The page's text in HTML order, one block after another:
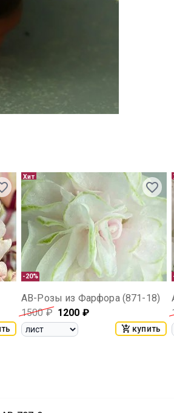
-20%
Хит
АВ-Розы из Фарфора (871-18)
1500₽ 1200 ₽
купить